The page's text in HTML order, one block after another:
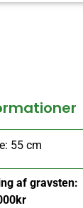
55 cm
af gravsten: